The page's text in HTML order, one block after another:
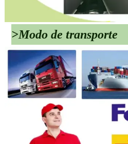
>Modo de transporte